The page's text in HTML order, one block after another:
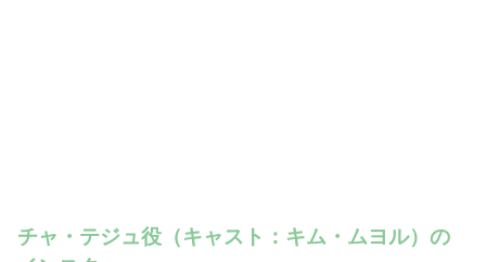
チャ・テジュ役（キャスト：キム・ムヨル）の